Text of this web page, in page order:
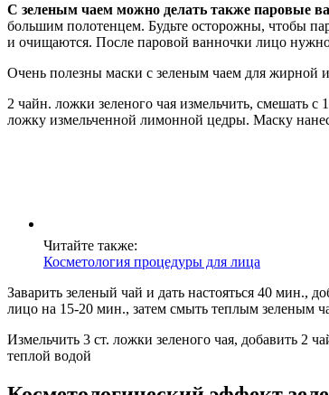
С зеленым чаем можно делать также паровые
большим полотенцем. Будьте осторожны, чтобы
и очищаются. После паровой ванночки лицо
Очень полезны маски с зеленым чаем для жирной
2 чайн. ложки зеленого чая измельчить, смешать
ложку измельченной лимонной цедры. Маску
Читайте также:
Косметология процедуры для лица
Заварить зеленый чай и дать настояться 40 мин.,
лицо на 15-20 мин., затем смыть теплым зеленым
Измельчить 3 ст. ложки зеленого чая, добавить 2
теплой водой